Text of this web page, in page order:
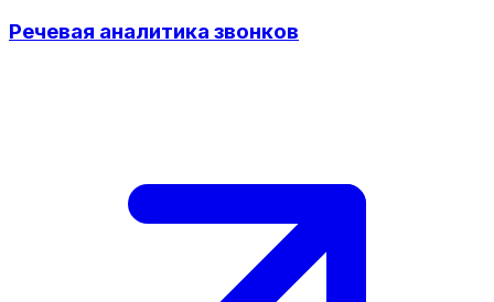
Речевая аналитика звонков